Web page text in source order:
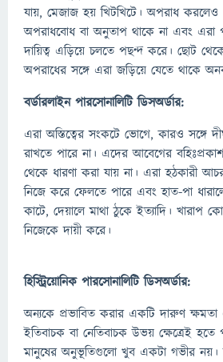
যায়, মেজাজ হয় খিটখিটে। অপরাধ
অপরাধবোধ বা অনুতাপ থাকে না এবং এরা
দায়িত্ব এড়িয়ে চলতে পছন্দ করে। ছোট
অপরাধের সঙ্গে এরা জড়িয়ে যেতে থাকে
বর্ডারলাইন পারসোনালিটি ডিসঅর্ডার:
এরা অস্তিত্বের সংকটে ভোগে, কারও সঙ্গে
রাখতে পারে না। এদের আবেগের
থেকে ধারণা করা যায় না। এরা হঠকারী
নিজে করে ফেলতে পারে এবং হাত-পা
কাটে, দেয়ালে মাথা ঠুকে ইত্যাদি। খারাপ
নিজেকে দায়ী করে।
হিস্ট্রিয়োনিক পারসোনালিটি ডিসঅর্ডার:
অন্যকে প্রভাবিত করার একটি দারুণ
ইতিবাচক বা নেতিবাচক উভয় ক্ষেত্রেই
মানুষের অনুভূতিগুলো খুব একটা গভীর নয়।